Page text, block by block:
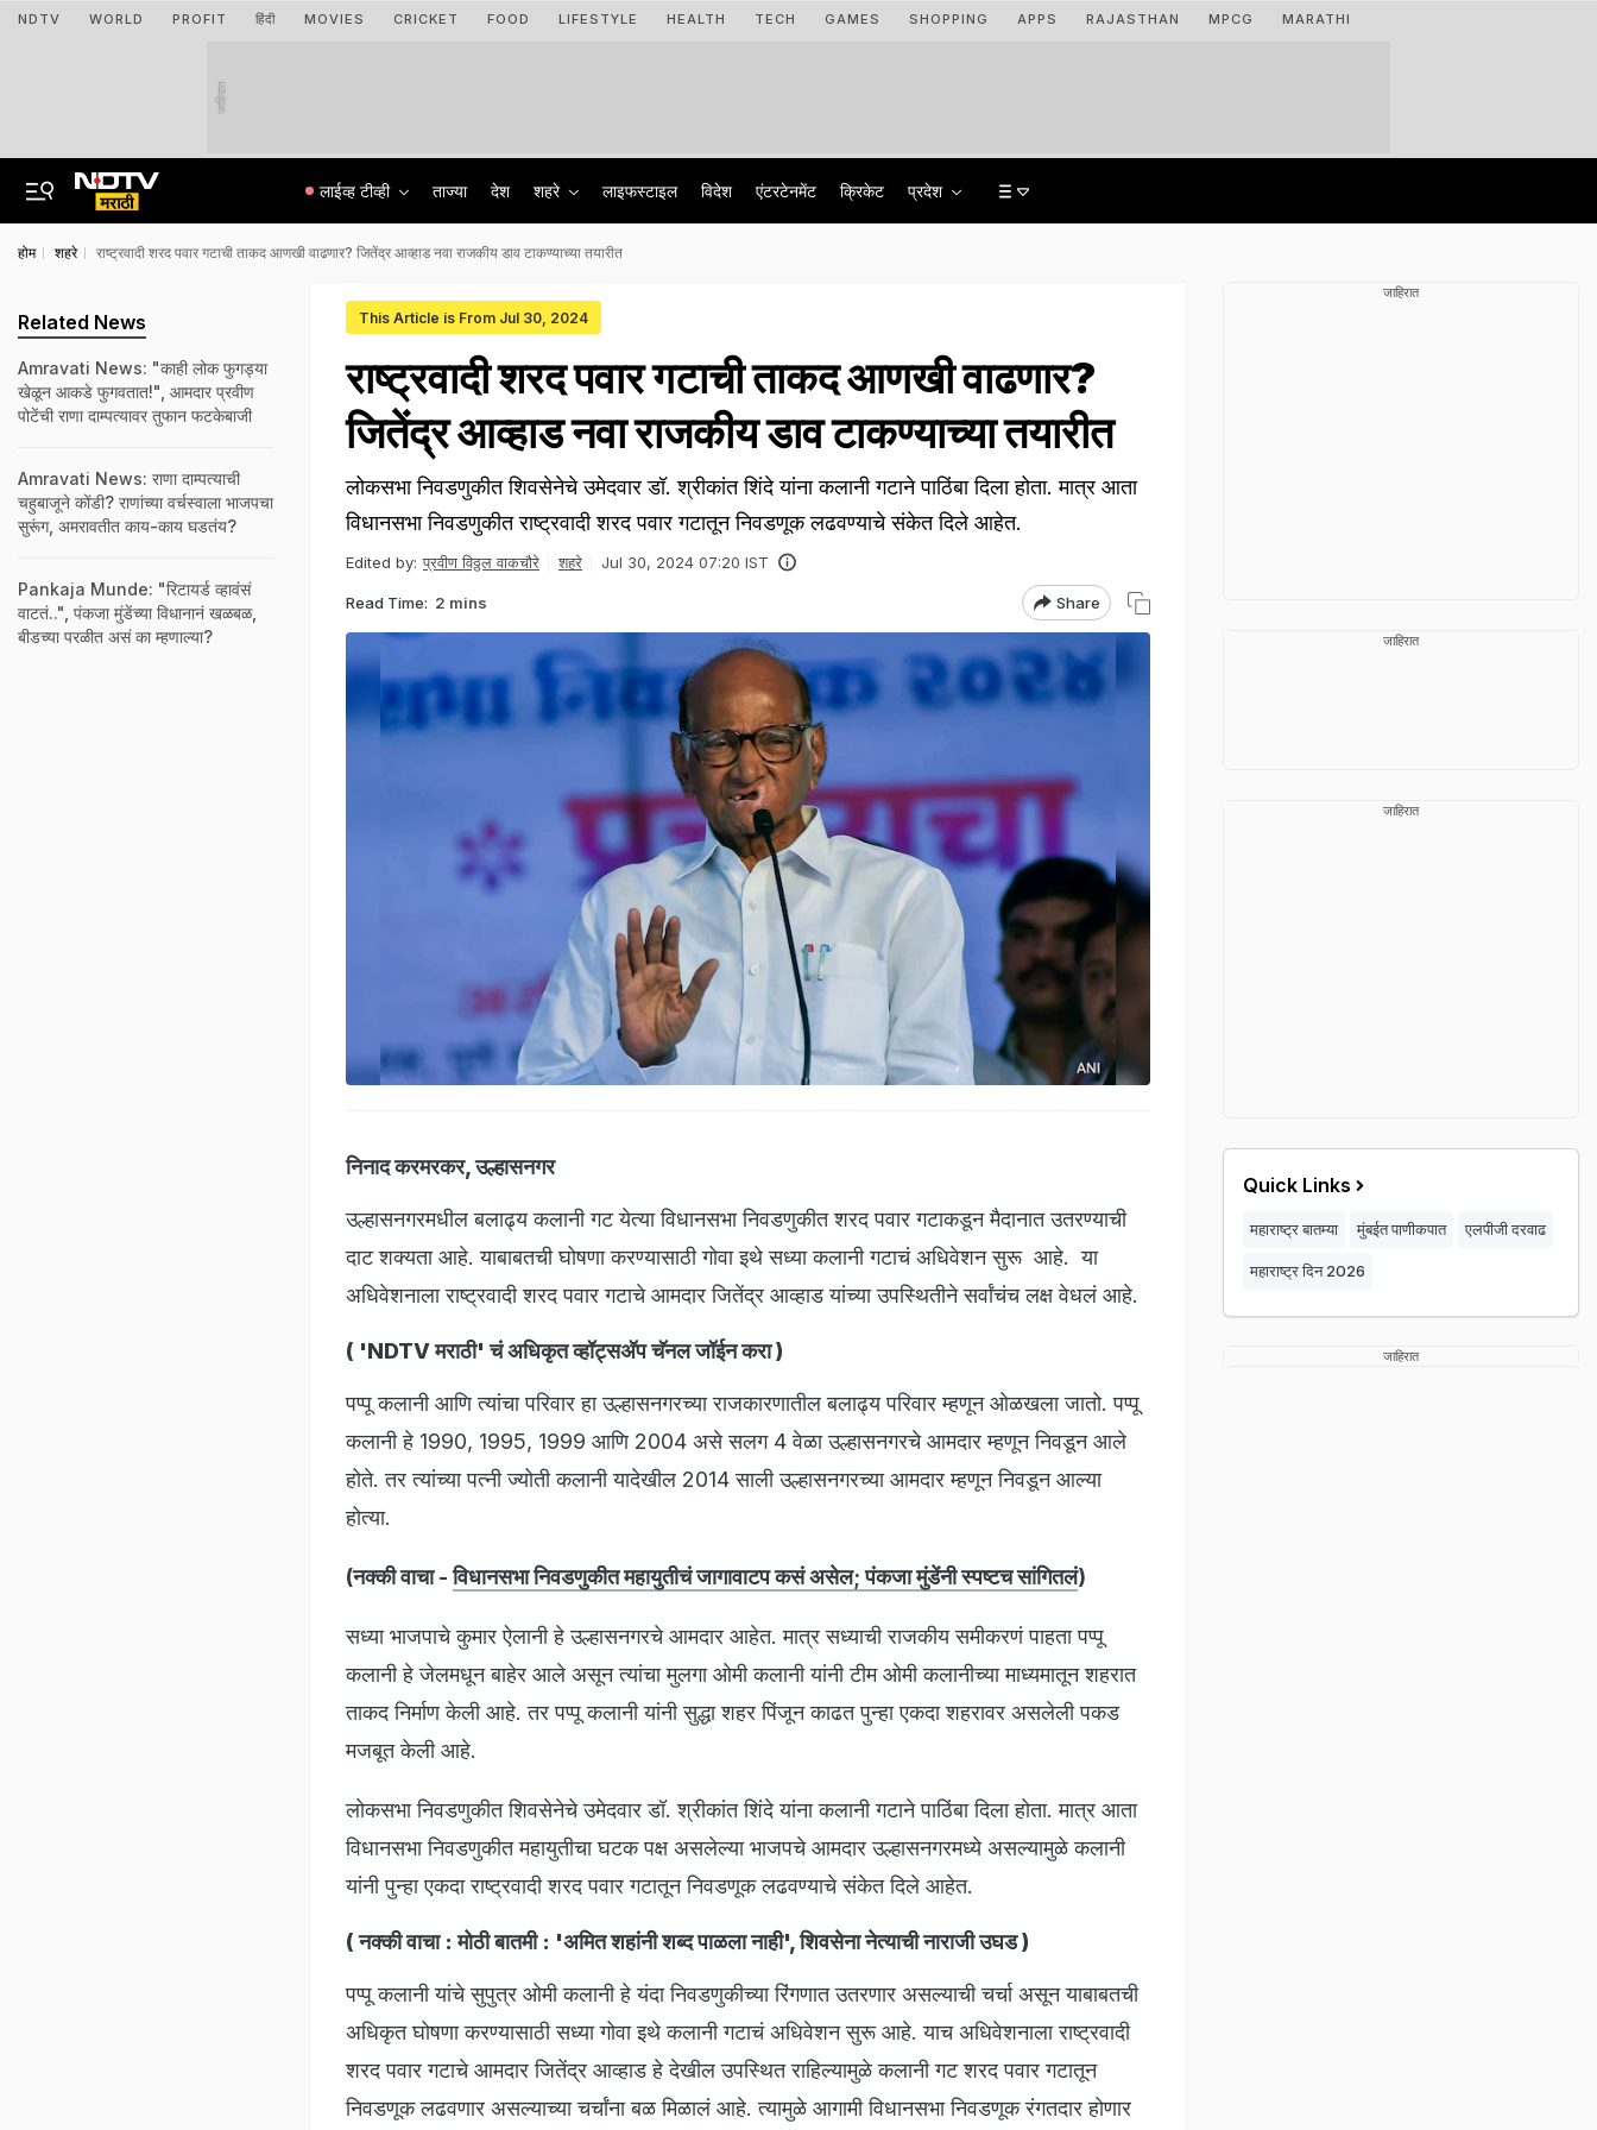
NDTV WORLD PROFIT हिंदी MOVIES CRICKET FOOD LIFESTYLE HEALTH TECH GAMES SHOPPING APPS RAJASTHAN MPCG MARATHI
जाहिरात
लाईव्ह टीव्ही ताज्या देश शहरे लाइफस्टाइल विदेश एंटरटेनमेंट क्रिकेट प्रदेश
होम शहरे राष्ट्रवादी शरद पवार गटाची ताकद आणखी वाढणार? जितेंद्र आव्हाड नवा राजकीय डाव टाकण्याच्या तयारीत
This Article is From Jul 30, 2024
राष्ट्रवादी शरद पवार गटाची ताकद आणखी वाढणार?
जितेंद्र आव्हाड नवा राजकीय डाव टाकण्याच्या तयारीत
लोकसभा निवडणुकीत शिवसेनेचे उमेदवार डॉ. श्रीकांत शिंदे यांना कलानी गटाने पाठिंबा दिला होता. मात्र आता
विधानसभा निवडणुकीत राष्ट्रवादी शरद पवार गटातून निवडणूक लढवण्याचे संकेत दिले आहेत.
Edited by: प्रवीण विठ्ठल वाकचौरे शहरे Jul 30, 2024 07:20 IST
Read Time: 2 mins Share
निनाद करमरकर, उल्हासनगर
उल्हासनगरमधील बलाढ्य कलानी गट येत्या विधानसभा निवडणुकीत शरद पवार गटाकडून मैदानात उतरण्याची
दाट शक्यता आहे. याबाबतची घोषणा करण्यासाठी गोवा इथे सध्या कलानी गटाचं अधिवेशन सुरू आहे. या
अधिवेशनाला राष्ट्रवादी शरद पवार गटाचे आमदार जितेंद्र आव्हाड यांच्या उपस्थितीने सर्वांचंच लक्ष वेधलं आहे.
( 'NDTV मराठी' चं अधिकृत व्हॉट्सअ‍ॅप चॅनल जॉईन करा)
पप्पू कलानी आणि त्यांचा परिवार हा उल्हासनगरच्या राजकारणातील बलाढ्य परिवार म्हणून ओळखला जातो. पप्पू
कलानी हे 1990, 1995, 1999 आणि 2004 असे सलग 4 वेळा उल्हासनगरचे आमदार म्हणून निवडून आले
होते. तर त्यांच्या पत्नी ज्योती कलानी यादेखील 2014 साली उल्हासनगरच्या आमदार म्हणून निवडून आल्या
होत्या.
(नक्की वाचा -विधानसभा निवडणुकीत महायुतीचं जागावाटप कसं असेल; पंकजा मुंडेंनी स्पष्टच सांगितलं)
सध्या भाजपाचे कुमार ऐलानी हे उल्हासनगरचे आमदार आहेत. मात्र सध्याची राजकीय समीकरणं पाहता पप्पू
कलानी हे जेलमधून बाहेर आले असून त्यांचा मुलगा ओमी कलानी यांनी टीम ओमी कलानीच्या माध्यमातून शहरात
ताकद निर्माण केली आहे. तर पप्पू कलानी यांनी सुद्धा शहर पिंजून काढत पुन्हा एकदा शहरावर असलेली पकड
मजबूत केली आहे.
लोकसभा निवडणुकीत शिवसेनेचे उमेदवार डॉ. श्रीकांत शिंदे यांना कलानी गटाने पाठिंबा दिला होता. मात्र आता
विधानसभा निवडणुकीत महायुतीचा घटक पक्ष असलेल्या भाजपचे आमदार उल्हासनगरमध्ये असल्यामुळे कलानी
यांनी पुन्हा एकदा राष्ट्रवादी शरद पवार गटातून निवडणूक लढवण्याचे संकेत दिले आहेत.
( नक्की वाचा :मोठी बातमी : 'अमित शहांनी शब्द पाळला नाही', शिवसेना नेत्याची नाराजी उघड)
पप्पू कलानी यांचे सुपुत्र ओमी कलानी हे यंदा निवडणुकीच्या रिंगणात उतरणार असल्याची चर्चा असून याबाबतची
अधिकृत घोषणा करण्यासाठी सध्या गोवा इथे कलानी गटाचं अधिवेशन सुरू आहे. याच अधिवेशनाला राष्ट्रवादी
शरद पवार गटाचे आमदार जितेंद्र आव्हाड हे देखील उपस्थित राहिल्यामुळे कलानी गट शरद पवार गटातून
निवडणूक लढवणार असल्याच्या चर्चांना बळ मिळालं आहे. त्यामुळे आगामी विधानसभा निवडणूक रंगतदार होणार
Related News
Amravati News: "काही लोक फुगड्या
खेळून आकडे फुगवतात!", आमदार प्रवीण
पोटेंची राणा दाम्पत्यावर तुफान फटकेबाजी
Amravati News: राणा दाम्पत्याची
चहुबाजूने कोंडी? राणांच्या वर्चस्वाला भाजपचा
सुरूंग, अमरावतीत काय-काय घडतंय?
Pankaja Munde: "रिटायर्ड व्हावंसं
वाटतं..", पंकजा मुंडेंच्या विधानानं खळबळ,
बीडच्या परळीत असं का म्हणाल्या?
जाहिरात
जाहिरात
जाहिरात
Quick Links
महाराष्ट्र बातम्या मुंबईत पाणीकपात एलपीजी दरवाढ
महाराष्ट्र दिन 2026
जाहिरात